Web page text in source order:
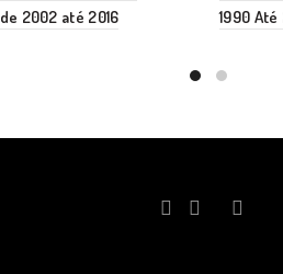
2002 até 2016
1990 Até